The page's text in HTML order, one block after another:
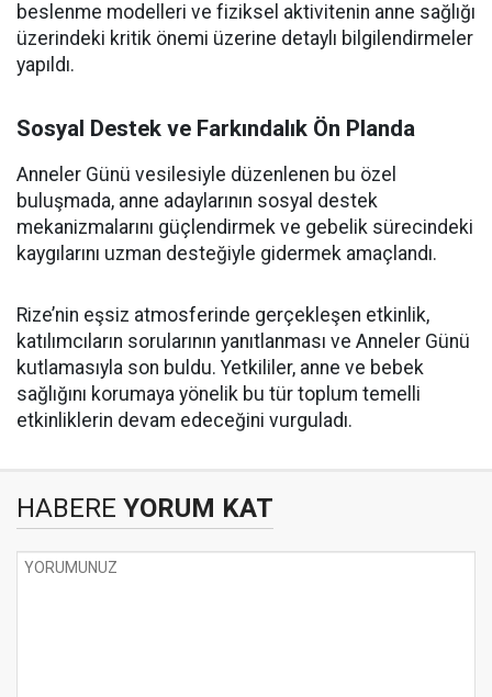
beslenme modelleri ve fiziksel aktivitenin anne sağlığı
üzerindeki kritik önemi üzerine detaylı bilgilendirmeler
yapıldı.
Sosyal Destek ve Farkındalık Ön Planda
Anneler Günü vesilesiyle düzenlenen bu özel
buluşmada, anne adaylarının sosyal destek
mekanizmalarını güçlendirmek ve gebelik sürecindeki
kaygılarını uzman desteğiyle gidermek amaçlandı.
Rize’nin eşsiz atmosferinde gerçekleşen etkinlik,
katılımcıların sorularının yanıtlanması ve Anneler Günü
kutlamasıyla son buldu. Yetkililer, anne ve bebek
sağlığını korumaya yönelik bu tür toplum temelli
etkinliklerin devam edeceğini vurguladı.
HABERE YORUM KAT